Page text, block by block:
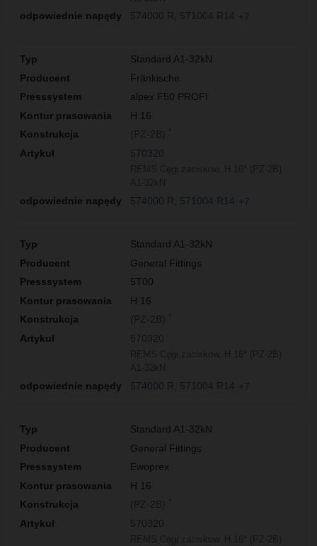
574000 R 571004 R14 +7
Standard A1-32kN
Fränkische
alpex F50 PROFI
H 16
(PZ-2B)
570320
574000 R 571004 R14 +7
Standard A1-32kN
General Fittings
5T00
H 16
(PZ-2B)
570320
574000 R 571004 R14 +7
Standard A1-32kN
General Fittings
Ewoprex
H 16
(PZ-2B)
570320